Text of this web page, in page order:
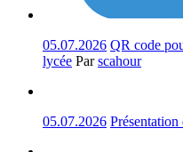
05.07.2026 QR code
lycée Parscahour
05.07.2026